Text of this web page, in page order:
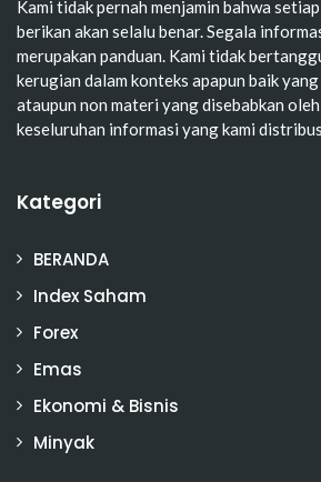
Kami tidak pernah menjamin bahwa
berikan akan selalu benar. Segala
merupakan panduan. Kami tidak
kerugian dalam konteks apapun baik
ataupun non materi yang disebabkan
keseluruhan informasi yang kami
Kategori
BERANDA
Index Saham
Forex
Emas
Ekonomi & Bisnis
Minyak